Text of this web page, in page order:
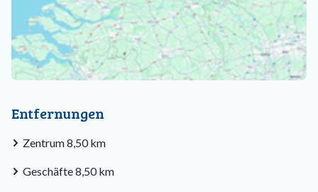
Entfernungen
Zentrum 8,50 km
Geschäfte 8,50 km